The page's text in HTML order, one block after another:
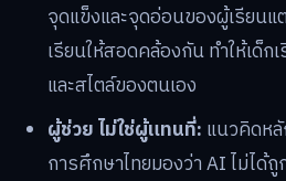
จุดแข็งและจุดอ่อนของผู้เรียนแ
เรียนให้สอดคล้องกัน ทำให้เด็ก
และสไตล์ของตนเอง
ผู้ช่วย ไม่ใช่ผู้แทนที่: แนวคิดห
การศึกษาไทยมองว่า AI ไม่ได้